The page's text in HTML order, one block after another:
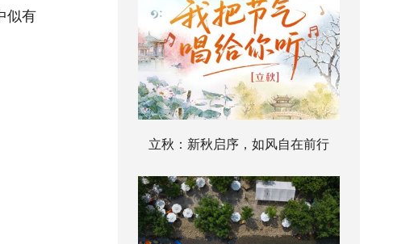
似有
立秋：新秋启序，如风自在前行